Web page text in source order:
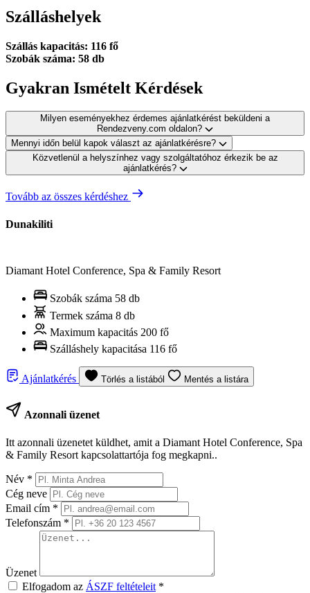
Szálláshelyek
Szállás kapacitás: 116 fő
Szobák száma: 58 db
Gyakran Ismételt Kérdések
Milyen eseményekhez érdemes ajánlatkérést beküldeni a
Rendezveny.com oldalon?
Mennyi időn belül kapok választ az ajánlatkérésre?
Közvetlenül a helyszínhez vagy szolgáltatóhoz érkezik be az
ajánlatkérés?
Tovább az összes kérdéshez
Dunakiliti
Diamant Hotel Conference, Spa & Family Resort
Szobák száma 58 db
Termek száma 8 db
Maximum kapacitás 200 fő
Szálláshely kapacitása 116 fő
Ajánlatkérés Törlés a listából Mentés a listára
Azonnali üzenet
Itt azonnali üzenetet küldhet, amit a Diamant Hotel Conference, Spa
& Family Resort kapcsolattartója fog megkapni..
Név *
Cég neve
Email cím *
Telefonszám *
Üzenet
Elfogadom az ÁSZF feltételeit *